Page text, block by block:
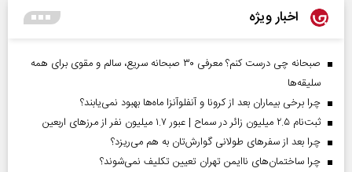
اخبار ویژه
صبحانه چی درست کنم؟ معرفی ۳۰ صبحانه سریع، سالم و مقوی برای همه
سلیقه‌ها
چرا برخی بیماران بعد از کرونا و آنفلوآنزا ماه‌ها بهبود نمی‌یابند؟
ثبت‌نام ۲.۵ میلیون زائر در سماح | عبور ۱.۷ میلیون نفر از مرز‌های اربعین
چرا بعد از سفرهای طولانی گوارش‌تان به هم می‌ریزد؟
چرا ساختمان‌های ناایمن تهران تعیین تکلیف نمی‌شوند؟